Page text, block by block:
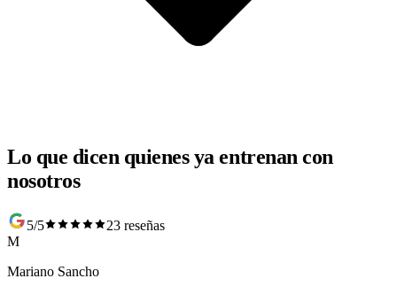
Lo que dicen quienes ya entrenan con
nosotros
5/5
23 reseñas
M
Mariano Sancho